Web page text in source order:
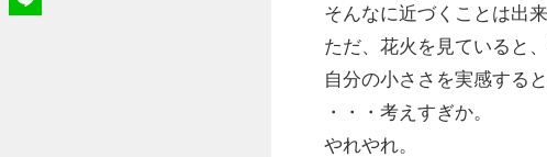
そんなに近づくことは出
ただ、花火を見ていると
自分の小ささを実感する
・・・考えすぎか。
やれやれ。